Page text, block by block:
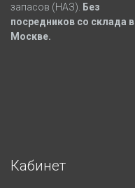
запасов (НАЗ).
Без
посредников со склада в
Москве.
Кабинет